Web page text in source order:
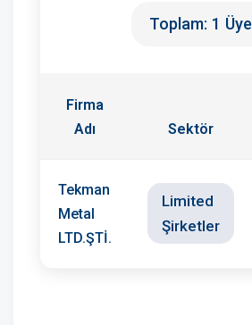
Toplam: 1 Üye
Firma
Adı
Sektör
Tekman
Metal
LTD.ŞTİ.
Limited
Şirketler